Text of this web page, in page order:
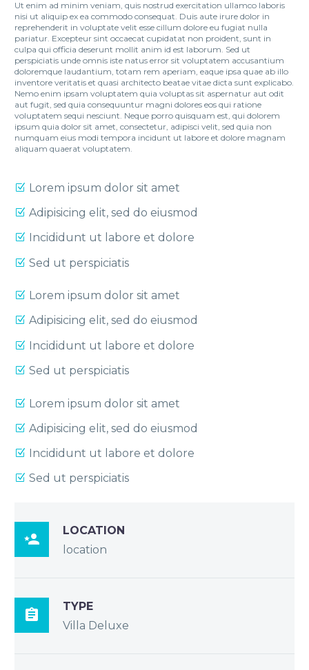
Ut enim ad minim veniam, quis nostrud exercitation ullamco laboris
nisi ut aliquip ex ea commodo consequat. Duis aute irure dolor in
reprehenderit in voluptate velit esse cillum dolore eu fugiat nulla
pariatur. Excepteur sint occaecat cupidatat non proident, sunt in
culpa qui officia deserunt mollit anim id est laborum. Sed ut
perspiciatis unde omnis iste natus error sit voluptatem accusantium
doloremque laudantium, totam rem aperiam, eaque ipsa quae ab illo
inventore veritatis et quasi architecto beatae vitae dicta sunt explicabo.
Nemo enim ipsam voluptatem quia voluptas sit aspernatur aut odit
aut fugit, sed quia consequuntur magni dolores eos qui ratione
voluptatem sequi nesciunt. Neque porro quisquam est, qui dolorem
ipsum quia dolor sit amet, consectetur, adipisci velit, sed quia non
numquam eius modi tempora incidunt ut labore et dolore magnam
aliquam quaerat voluptatem.
Lorem ipsum dolor sit amet
Adipisicing elit, sed do eiusmod
Incididunt ut labore et dolore
Sed ut perspiciatis
Lorem ipsum dolor sit amet
Adipisicing elit, sed do eiusmod
Incididunt ut labore et dolore
Sed ut perspiciatis
Lorem ipsum dolor sit amet
Adipisicing elit, sed do eiusmod
Incididunt ut labore et dolore
Sed ut perspiciatis

LOCATION
location

TYPE
Villa Deluxe